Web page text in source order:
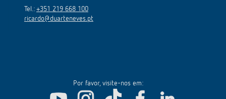
Tel.: +351 219 668 100
ricardo@duarteneves.pt
Por favor, visite-nos em: